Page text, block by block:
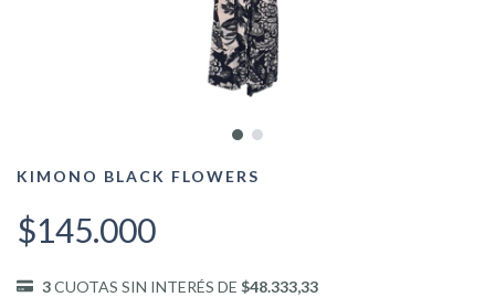
KIMONO BLACK FLOWERS
$145.000
3CUOTAS SIN INTERÉS DE $48.333,33